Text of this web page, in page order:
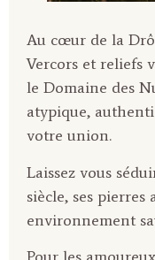
Au cœur de la
Vercors et reliefs
le Domaine des
atypique,
votre union.
Laissez vous
siècle, ses pierres
environnement